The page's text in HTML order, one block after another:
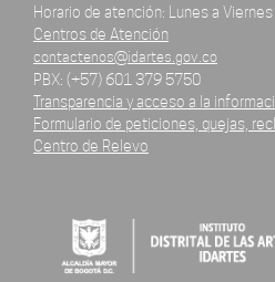
Horario de atención: Lunes a Viernes
Centros de Atención
contactenos@idartes.gov.co
PBX: (+57) 601 379 5750
Transparencia y acceso a la
Formulario de peticiones, quejas,
Centro de Relevo